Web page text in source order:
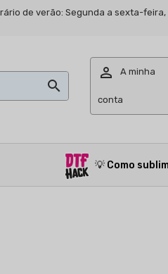
de verão: Segunda a sexta-feira,

 A minha
conta
💡 Como